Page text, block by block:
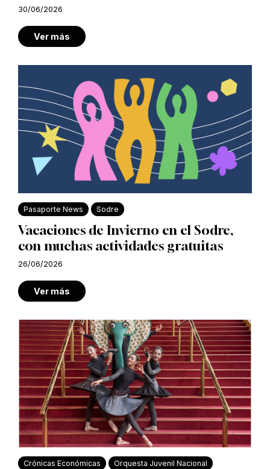
30/06/2026
Ver más
Pasaporte News Sodre
Vacaciones de Invierno en el Sodre,
con muchas actividades gratuitas
26/06/2026
Ver más
Crónicas Económicas Orquesta Juvenil Nacional